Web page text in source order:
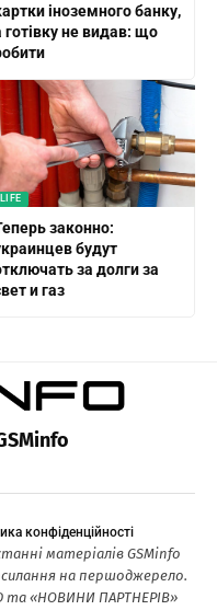
іноземного банку,
готівку не видав: що
LIFE
законно:
будут
за долги за
и газ
конфіденційності
матеріалів GSMinfo
на першоджерело.
та «НОВИНИ ПАРТНЕРІВ»